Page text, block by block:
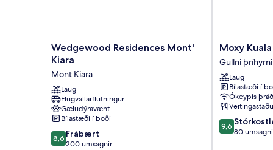
Wedgewood
Residences
Kiara
Mont
Kiara
Wedgewood Residences Mont'
Kiara
Mont Kiara
Laug
Flugvallarflutningur
Gæludýravænt
Bílastæði í boði
8.6
af
8,6 Frábært
200 umsagnir
Moxy
Kuala
Lumpur
Chinatown
Gullni
Moxy
Gullni
Laug
Bílastæði í
Ókeypis
9.6
af
9,6
80